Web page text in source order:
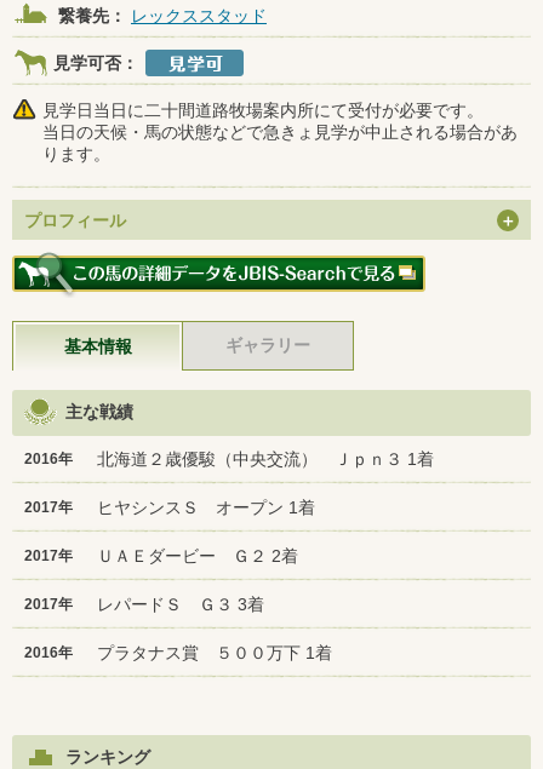
繋養先： レックススタッド
見学可否：
見学日当日に二十間道路牧場案内所にて受付が必要です。
当日の天候・馬の状態などで急きょ見学が中止される場合があ
ります。
プロフィール
基本情報 ギャラリー
主な戦績
2016年 北海道２歳優駿（中央交流） Ｊｐｎ３ 1着
2017年 ヒヤシンスＳ オープン 1着
2017年 ＵＡＥダービー Ｇ２ 2着
2017年 レパードＳ Ｇ３ 3着
2016年 プラタナス賞 ５００万下 1着
ランキング